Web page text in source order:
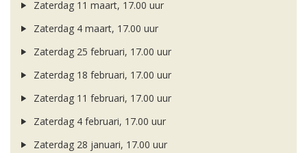
Zaterdag 11 maart, 17.00 uur
Zaterdag 4 maart, 17.00 uur
Zaterdag 25 februari, 17.00 uur
Zaterdag 18 februari, 17.00 uur
Zaterdag 11 februari, 17.00 uur
Zaterdag 4 februari, 17.00 uur
Zaterdag 28 januari, 17.00 uur